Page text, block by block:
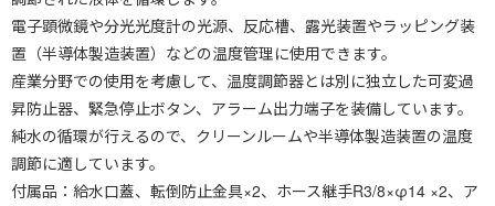
電子顕微鏡や分光光度計の光源、反応槽、露光装置やラッピング装
置（半導体製造装置）などの温度管理に使用できます。
産業分野での使用を考慮して、温度調節器とは別に独立した可変過
昇防止器、緊急停止ボタン、アラーム出力端子を装備しています。
純水の循環が行えるので、クリーンルームや半導体製造装置の温度
調節に適しています。
付属品：給水口蓋、転倒防止金具×2、ホース継手R3/8×φ14 ×2、ア